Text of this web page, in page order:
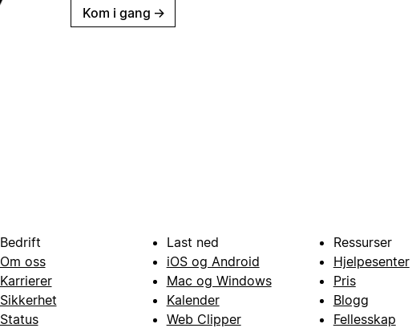
Kom i gang →
Bedrift
Om oss
Karrierer
Sikkerhet
Status
Last ned
iOS og Android
Mac og Windows
Kalender
Web Clipper
Ressurser
Hjelpesenter
Pris
Blogg
Fellesskap